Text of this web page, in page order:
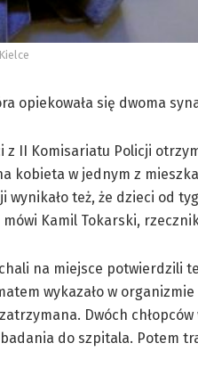
opiekowała się dwoma
z II Komisariatu Policji
kobieta w jednym z
wynikało też, że dzieci od
mówi Kamil Tokarski,
na miejsce potwierdzili
wykazało w
Dwóch
do szpitala. Potem